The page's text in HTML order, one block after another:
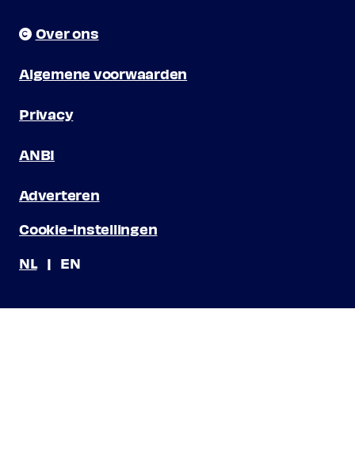
Over ons
Algemene voorwaarden
Privacy
ANBI
Adverteren
Cookie-instellingen
NL
EN